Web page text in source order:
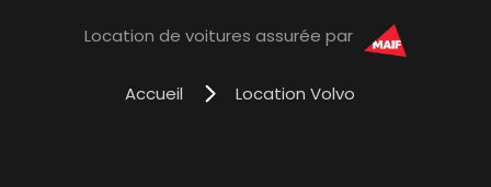
Location de voitures assurée par
Accueil Location Volvo